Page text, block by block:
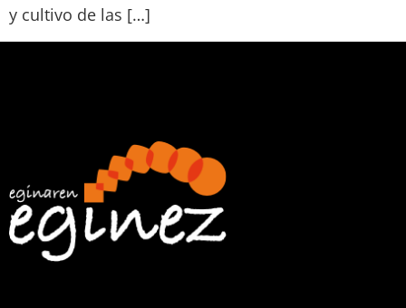
y cultivo de las […]